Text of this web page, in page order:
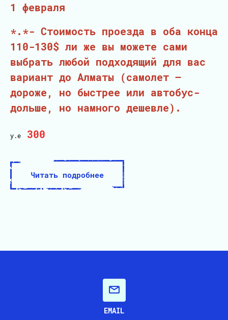
1 февраля
*.*- Стоимость проезда в оба конца
110-130$ ли же вы можете сами
выбрать любой подходящий для вас
вариант до Алматы (самолет –
дороже, но быстрее или автобус-
дольше, но намного дешевле).
у.е 300
Читать подробнее
EMAIL